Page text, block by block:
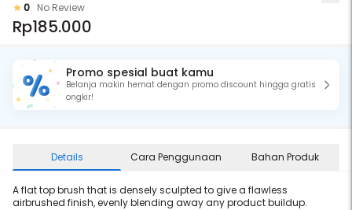
0 No Review
Rp185.000
Promo spesial buat kamu
Belanja makin hemat dengan promo discount hingga gratis
ongkir!
Details Cara Penggunaan Bahan Produk
A flat top brush that is densely sculpted to give a flawless
airbrushed finish, evenly blending away any product buildup.